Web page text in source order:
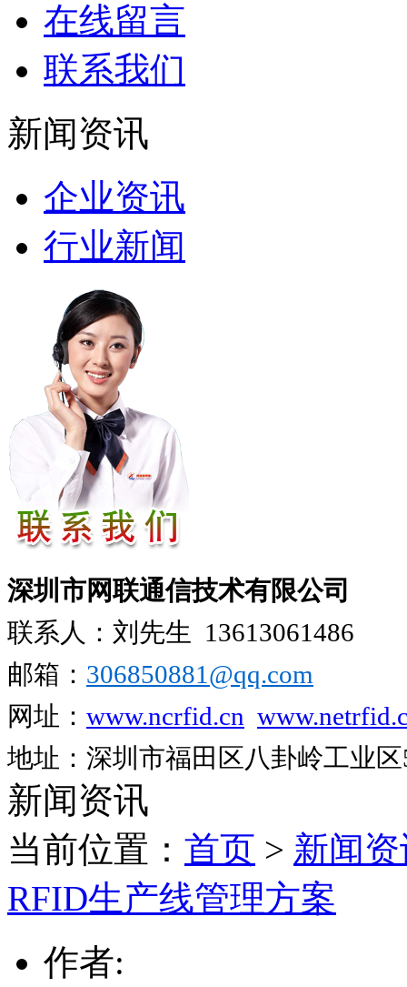
在线留言
联系我们
新闻资讯
企业资讯
行业新闻
深圳市网联通信技术有限公司
联系人：刘先生 13613061486
邮箱： 306850881​@qq.com
网址： www.ncrfid.cn
地址：深圳市福田区八卦岭工业
新闻资讯
当前位置： 首页 > 新闻
RFID生产线管理方案
作者: